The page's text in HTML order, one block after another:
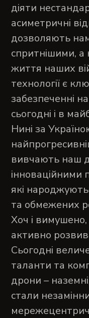
діяти
асиметричні
дозволяють
спритнішими, а
життя наших
технології є
забезпеченні
сьогодні і в
Нині за
вивчають наш
які
та обмежених
Хоч і вимушено,
активно
Сьогодні
таланти та
дрони –
стали